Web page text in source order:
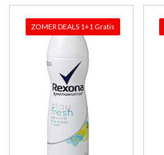
ZOMER DEALS 1+1 Gratis